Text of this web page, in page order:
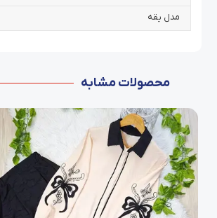
مدل یقه
محصولات مشابه